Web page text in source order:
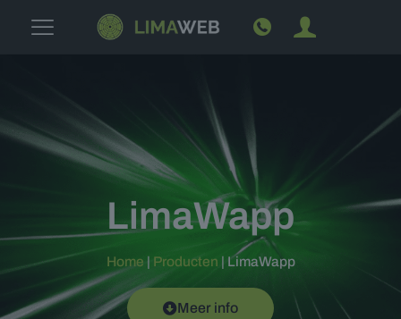
LimaWapp
Home | Producten | LimaWapp
Meer info